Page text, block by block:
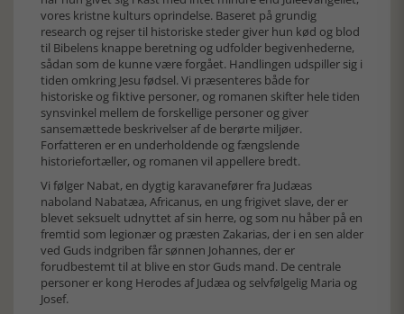
vores kristne kulturs oprindelse. Baseret på grundig
research og rejser til historiske steder giver hun kød og blod
til Bibelens knappe beretning og udfolder begivenhederne,
sådan som de kunne være forgået. Handlingen udspiller sig i
tiden omkring Jesu fødsel. Vi præsenteres både for
historiske og fiktive personer, og romanen skifter hele tiden
synsvinkel mellem de forskellige personer og giver
sansemættede beskrivelser af de berørte miljøer.
Forfatteren er en underholdende og fængslende
historiefortæller, og romanen vil appellere bredt.
Vi følger Nabat, en dygtig karavanefører fra Judæas
naboland Nabatæa, Africanus, en ung frigivet slave, der er
blevet seksuelt udnyttet af sin herre, og som nu håber på en
fremtid som legionær og præsten Zakarias, der i en sen alder
ved Guds indgriben får sønnen Johannes, der er
forudbestemt til at blive en stor Guds mand. De centrale
personer er kong Herodes af Judæa og selvfølgelig Maria og
Josef.